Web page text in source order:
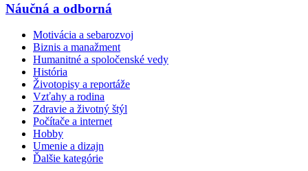
Náučná a odborná
Motivácia a sebarozvoj
Biznis a manažment
Humanitné a spoločenské vedy
História
Životopisy a reportáže
Vzťahy a rodina
Zdravie a životný štýl
Počítače a internet
Hobby
Umenie a dizajn
Ďalšie kategórie